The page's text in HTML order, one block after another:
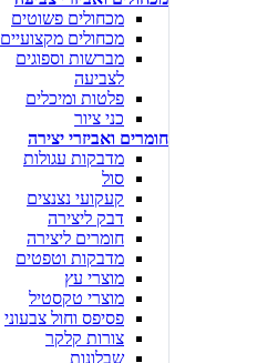
מכחולים פשוטים
מכחולים מקצועיים
מברשות וספוגים
לצביעה
פלטות ומיכלים
כני ציור
חומרים ואביזרי יצירה
מדבקות עגולות
סול
קעקועי נצנצים
דבק ליצירה
חומרים ליצירה
מדבקות וטפטים
מוצרי עץ
מוצרי טקסטיל
פסיפס וחול צבעוני
צורות קלקר
שבלונות